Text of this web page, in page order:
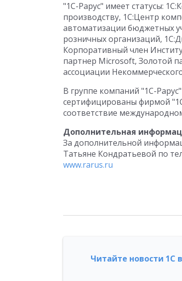
"1С-Рарус" имеет статусы:
производству, 1С:Центр
автоматизации бюджетных
розничных организаций,
Корпоративный член
партнер Microsoft, Золотой
ассоциации
В группе компаний "1С-
сертифицированы фирмой
соответствие
Дополнительная
За дополнительной
Татьяне Кондратьевой по
www.rarus.ru
Читайте новости